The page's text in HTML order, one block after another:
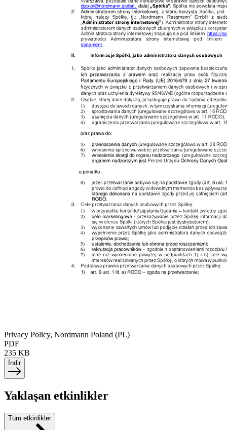
Privacy Policy, Nordmann Poland (PL)
PDF
235 KB
İndir
Yaklaşan etkinlikler
Tüm etkinlikler